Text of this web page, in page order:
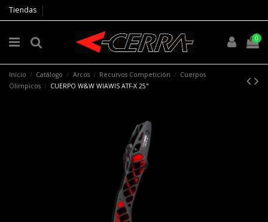
Tiendas
0
Inicio Catálogo Arcos Recurvos Competición
Cuerpos
Olímpicos
CUERPO W&W WIAWIS ATF-X 25"